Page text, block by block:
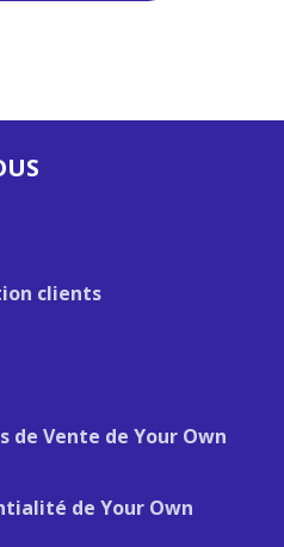
clients
de Vente de Your Own
de Your Own